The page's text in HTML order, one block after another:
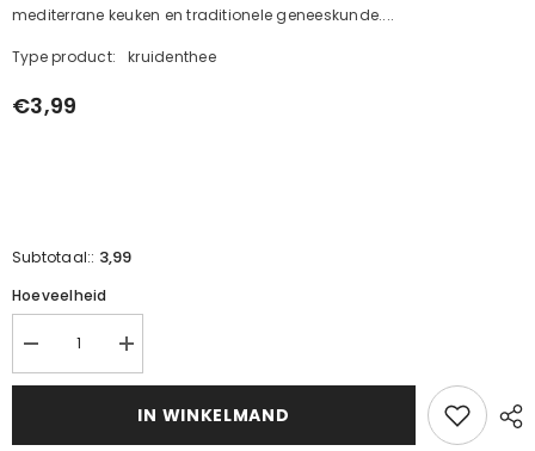
mediterrane keuken en traditionele geneeskunde....
Type product: kruidenthee
€3,99
Subtotaal:: 3,99
Hoeveelheid
Verminder
de
hoeveelheid
(30g)
Verhoog
de
hoeveelheid
voor
laurier
(30g)
IN WINKELMAND